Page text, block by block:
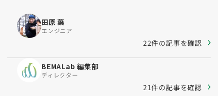
田原 葉
エンジニア
22件の記事を確認
BEMALab 編集部
ディレクター
21件の記事を確認